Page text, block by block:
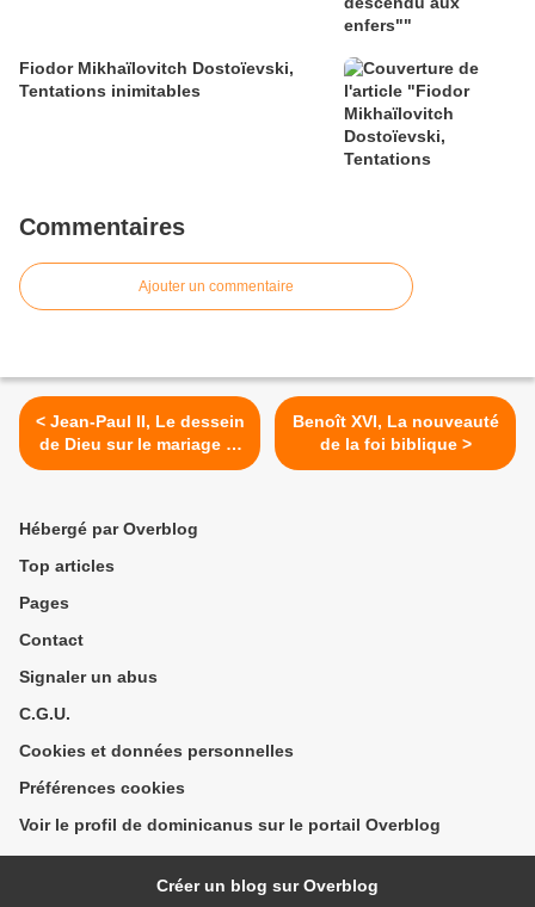
Fiodor Mikhaïlovitch Dostoïevski,
Tentations inimitables
Commentaires
Ajouter un commentaire
< Jean-Paul II, Le dessein
de Dieu sur le mariage et
la famille (1)
Benoît XVI, La nouveauté
de la foi biblique >
Hébergé par Overblog
Top articles
Pages
Contact
Signaler un abus
C.G.U.
Cookies et données personnelles
Préférences cookies
Voir le profil de dominicanus sur le portail Overblog
Créer un blog sur Overblog